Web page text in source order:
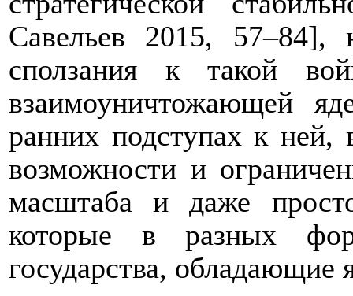
Савельев 2015, 57–84],
сползания к такой
взаимоуничтожающей
ранних подступах к ней,
возможности и
масштаба и даже
которые в разных
государства,